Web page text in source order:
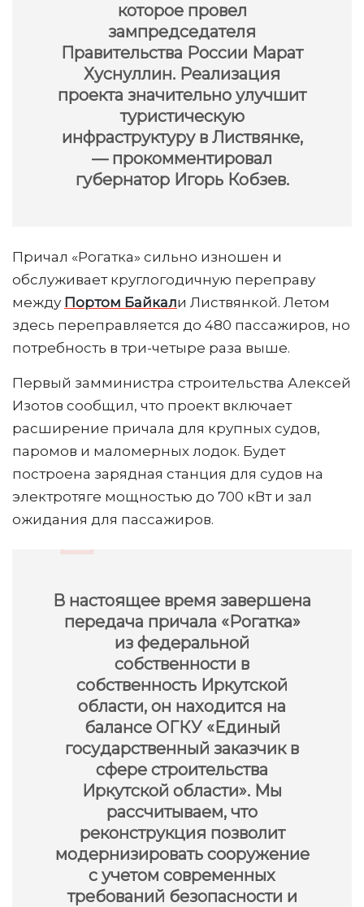
которое провел
зампредседателя
Правительства России Марат
Хуснуллин. Реализация
проекта значительно улучшит
туристическую
инфраструктуру в Листвянке,
— прокомментировал
губернатор Игорь Кобзев.
Причал «Рогатка» сильно изношен и
обслуживает круглогодичную переправу
между Портом Байкали Листвянкой. Летом
здесь переправляется до 480 пассажиров, но
потребность в три-четыре раза выше.
Первый замминистра строительства Алексей
Изотов сообщил, что проект включает
расширение причала для крупных судов,
паромов и маломерных лодок. Будет
построена зарядная станция для судов на
электротяге мощностью до 700 кВт и зал
ожидания для пассажиров.
В настоящее время завершена
передача причала «Рогатка»
из федеральной
собственности в
собственность Иркутской
области, он находится на
балансе ОГКУ «Единый
государственный заказчик в
сфере строительства
Иркутской области». Мы
рассчитываем, что
реконструкция позволит
модернизировать сооружение
с учетом современных
требований безопасности и